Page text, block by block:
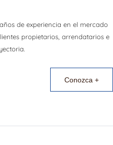
de experiencia en el mercado
propietarios, arrendatarios e
Conozca +